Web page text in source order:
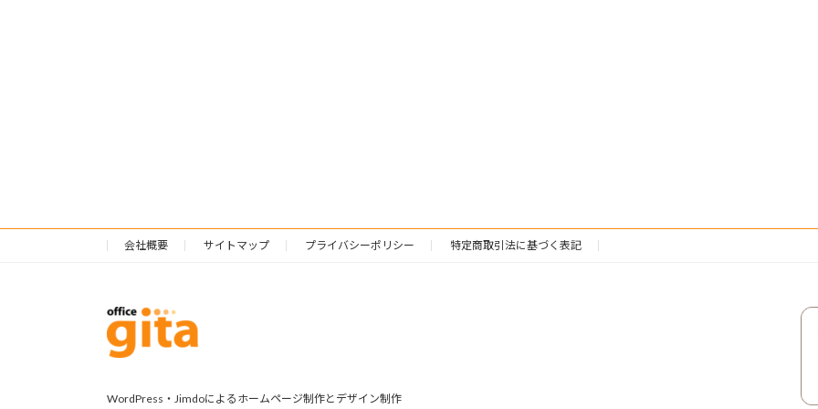
会社概要 サイトマップ プライバシーポリシー 特定商取引法に基づく表記
WordPress・Jimdoによるホームページ制作とデザイン制作